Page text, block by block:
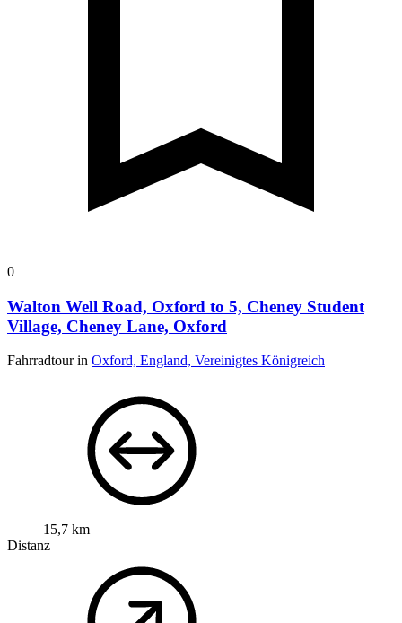
0
Walton Well Road, Oxford to 5, Cheney Student
Village, Cheney Lane, Oxford
Fahrradtour in Oxford, England, Vereinigtes Königreich
15,7 km
Distanz